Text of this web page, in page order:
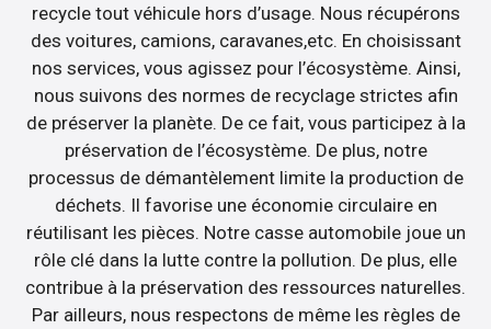
recycle tout véhicule hors d’usage. Nous récupérons
des voitures, camions, caravanes,etc. En choisissant
nos services, vous agissez pour l’écosystème. Ainsi,
nous suivons des normes de recyclage strictes afin
de préserver la planète. De ce fait, vous participez à la
préservation de l’écosystème. De plus, notre
processus de démantèlement limite la production de
déchets. Il favorise une économie circulaire en
réutilisant les pièces. Notre casse automobile joue un
rôle clé dans la lutte contre la pollution. De plus, elle
contribue à la préservation des ressources naturelles.
Par ailleurs, nous respectons de même les règles de